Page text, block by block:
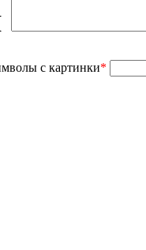
с картинки*